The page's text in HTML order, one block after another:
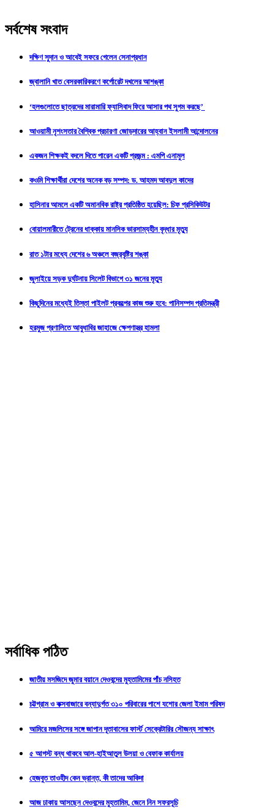
সর্বশেষ সংবাদ
দক্ষিণ সুদান ও আবেই সফরে গেলেন সেনাপ্রধান
জ্বালানি খাত বেসরকারিকরণে কর্পোরেট দখলের আশঙ্কা
‘হলগুলোতে ছাত্রদের মারামারি ফ্যাসিবাদ ফিরে আসার পথ সুগম করছে’
আওয়ামী নৃশংসতার বৈশ্বিক প্রচারণা জোড়দারের আহ্বান ইসলামী আন্দোলনের
একজন শিক্ষকই বদলে দিতে পারেন একটি প্রজন্ম : এমপি এনামুল
কওমি শিক্ষার্থীরা দেশের অনেক বড় সম্পদ: ড. আহমদ আবদুল কাদের
হাসিনার আমলে একটি অমানবিক রাষ্ট্র প্রতিষ্ঠিত হয়েছিল: চিফ প্রসিকিউটর
বোয়ালমারীতে ট্রেনের ধাক্কায় মানসিক ভারসাম্যহীন বৃদ্ধার মৃত্যু
রাত ১টার মধ্যে দেশের ৬ অঞ্চলে বজ্রবৃষ্টির শঙ্কা
জুলাইয়ে সড়ক দুর্ঘটনায় সিলেট বিভাগে ৩১ জনের মৃত্যু
কিছুদিনের মধ্যেই তিস্তা পাইলট প্রকল্পের কাজ শুরু হবে: পানিসম্পদ প্রতিমন্ত্রী
হরমুজ প্রণালিতে আবুধাবির জাহাজে ক্ষেপণাস্ত্র হামলা
সর্বাধিক পঠিত
জাতীয় মসজিদে জুমার বয়ানে দেওবন্দের মুহতামিমের পাঁচ নসিহত
চট্টগ্রাম ও কক্সবাজারে বন্যাদুর্গত ৩১০ পরিবারের পাশে যশোর জেলা ইমাম পরিষদ
আমিরে মজলিসের সঙ্গে জাপান দূতাবাসের ফার্স্ট সেক্রেটারির সৌজন্য সাক্ষাৎ
৫ আগস্ট বন্ধ থাকবে আল-হাইআতুল উলয়া ও বেফাক কার্যালয়
হেজবুত তাওহীদ কেন ভ্রান্ত, কী তাদের আকিদা
আজ ঢাকায় আসছেন দেওবন্দের মুহতামিম, জেনে নিন সফরসূচি